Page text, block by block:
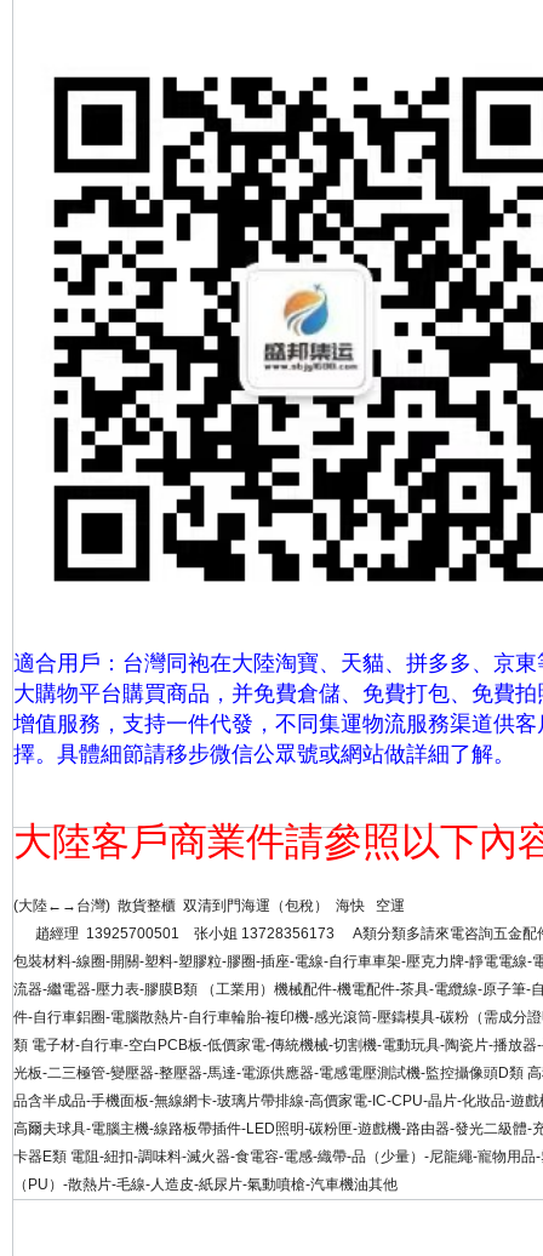
適合用戶：台灣同袍在大陸淘寶、天貓、拼多多、京東
大購物平台購買商品，并免費倉儲、免費打包、 免費拍
增值服務，支持一件代發，不同集運物流服務渠道供客
擇。具體細節請移步微信公眾號或網站做詳細了解。
大陸客戶商業件請參照以下內
(大陸←→台灣) 散貨整櫃 双清到門海運（包稅） 海快
趙經理 13925700501 张小姐 13728356173 A類分類多請來電咨詢五金配
包裝材料-線圈-開關-塑料-塑膠粒-膠圈-插座-電線-自行車車架-壓克力牌-靜電電線-
流器-繼電器-壓力表-膠膜B類 （工業用）機械配件-機電配件-茶具-電纜線-原子筆-
件-自行車鋁圈-電腦散熱片-自行車輪胎-複印機-感光滾筒-壓鑄模具-碳粉（需成分
類 電子材-自行車-空白PCB板-低價家電-傳統機械-切割機-電動玩具-陶瓷片-播放器
光板-二三極管-變壓器-整壓器-馬達-電源供應器-電感電壓測試機-監控攝像頭D類
品含半成品-手機面板-無線網卡-玻璃片帶排線-高價家電-IC-CPU-晶片-化妝品-遊戲
高爾夫球具-電腦主機-線路板帶插件-LED照明-碳粉匣-遊戲機-路由器-發光二級體-
卡器E類 電阻-紐扣-調味料-滅火器-食電容-電感-織帶-品（少量）-尼龍繩-寵物用品
（PU）-散熱片-毛線-人造皮-紙尿片-氣動噴槍-汽車機油其他